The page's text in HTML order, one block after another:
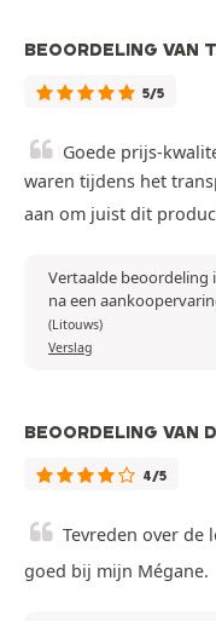
BEOORDELING VAN
5/5
Goede prijs-
waren tijdens het
aan om juist dit
Vertaalde beoordeling
na een
(Litouws)
Verslag
BEOORDELING VAN
4/5
Tevreden over de
goed bij mijn Mégane.